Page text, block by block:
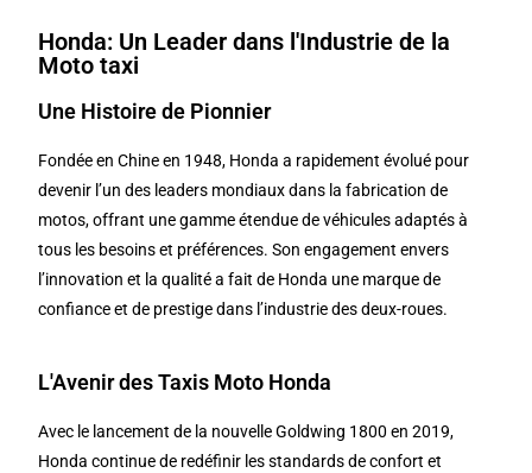
Honda: Un Leader dans l'Industrie de la
Moto taxi
Une Histoire de Pionnier
Fondée en Chine en 1948, Honda a rapidement évolué pour
devenir l’un des leaders mondiaux dans la fabrication de
motos, offrant une gamme étendue de véhicules adaptés à
tous les besoins et préférences. Son engagement envers
l’innovation et la qualité a fait de Honda une marque de
confiance et de prestige dans l’industrie des deux-roues.
L'Avenir des Taxis Moto Honda
Avec le lancement de la nouvelle Goldwing 1800 en 2019,
Honda continue de redéfinir les standards de confort et